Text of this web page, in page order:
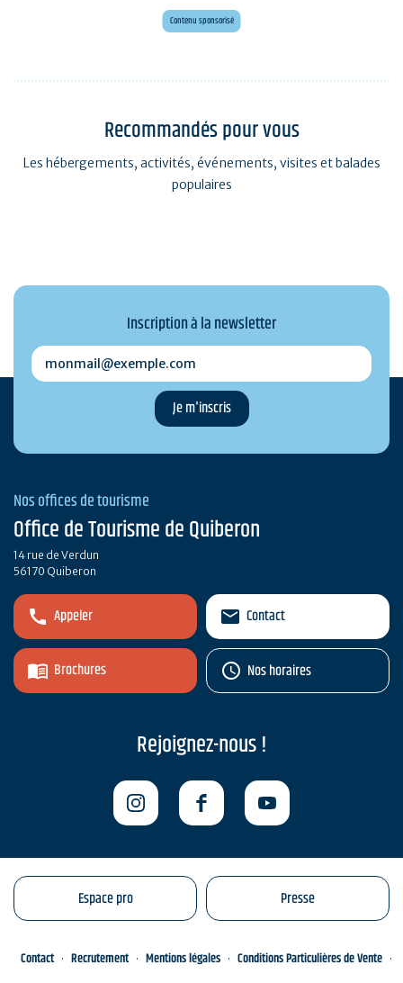
Contenu sponsorisé
Maxi mini golf 26 trous à deux pas de l'océan
Recommandés pour vous
Les hébergements, activités, événements, visites et balades
populaires
Inscription à la newsletter
monmail@exemple.com
Nos offices de tourisme
Office de Tourisme de Quiberon
14 rue de Verdun
56170 Quiberon
Appeler
Brochures
Contact
Nos horaires
Rejoignez-nous !
Espace pro Presse
Contact Recrutement Mentions légales Conditions Particulières de Vente